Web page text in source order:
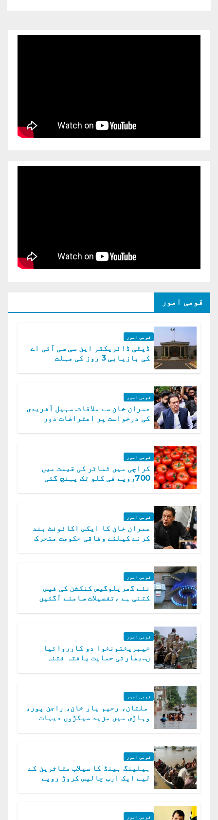
قومی امور
قومی امور
ڈپٹی ڈائریکٹر این سی سی آئی اے
کی بازیابی 3 روز کی مہلت
قومی امور
عمران خان سے ملاقات. سہیل آفریدی
کی درخواست پر اعتراضات دور
قومی امور
کراچی میں ٹماٹر کی قیمت میں
700روپے فی کلو تک پہنچ گئی
قومی امور
عمران خان کا ایکس اکائونٹ بند
کرنے کیلئے وفاقی حکومت متحرک
قومی امور
نئے گھریلوگیس کنکشن کی فیس
کتنی ہے ،تفصیلات سامنے آگئیں
قومی امور
خیبرپختونخوا دو کارروائیا
ں..بھارتی حمایت یافتہ فتنہ
قومی امور
ملتان، رحیم یار خان، راجن پور،
وہاڑی میں مزید سیکڑوں دیہات
قومی امور
ہیلپنگ ہینڈ کا سیلاب متاثرین کے
لیے ایک ارب چالیس کروڑ روپے
قومی امور